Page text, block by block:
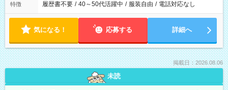
特徴 履歴書不要 / 40～50代活躍中 / 服装自由 / 電話対応なし
気になる！ 応募する 詳細へ
掲載日：2026.08.06
未読